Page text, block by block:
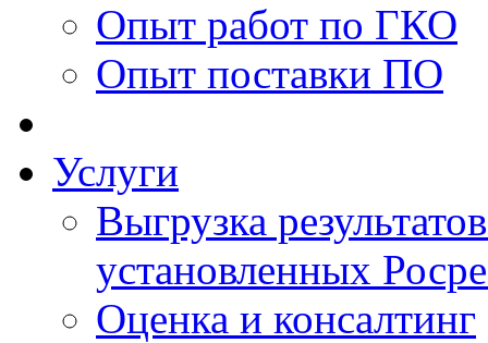
Опыт работ по ГКО
Опыт поставки ПО
Услуги
Выгрузка
установленных
Оценка и консалтинг